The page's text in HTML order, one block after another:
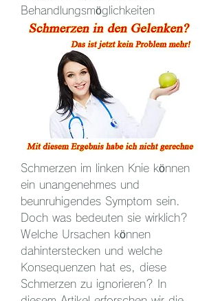
Behandlungsmöglichkeiten
Schmerzen im linken Knie können
ein unangenehmes und
beunruhigendes Symptom sein.
Doch was bedeuten sie wirklich?
Welche Ursachen können
dahinterstecken und welche
Konsequenzen hat es, diese
Schmerzen zu ignorieren? In